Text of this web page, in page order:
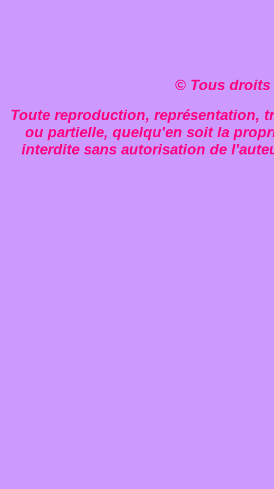
© Tous droits
Toute reproduction, représentation,
ou partielle, quelqu'en soit la
interdite sans autorisation de